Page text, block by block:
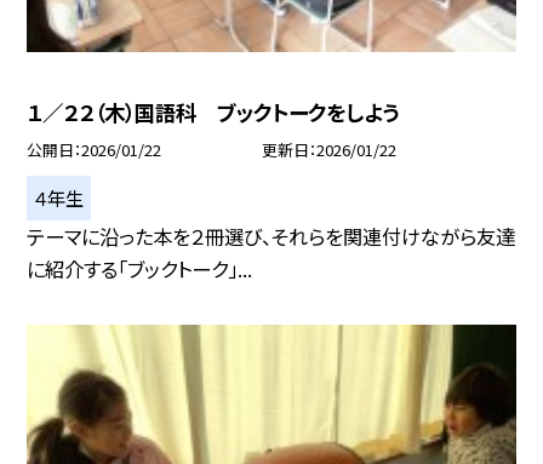
１／２２（木）国語科 ブックトークをしよう
公開日 2026/01/22 更新日 2026/01/22
４年生
テーマに沿った本を２冊選び、それらを関連付けながら友達
に紹介する「ブックトーク」...